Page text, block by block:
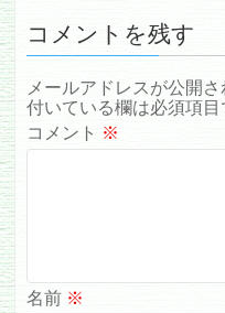
コメントを残す
メールアドレスが公開
付いている欄は必須項目
コメント ※
名前 ※